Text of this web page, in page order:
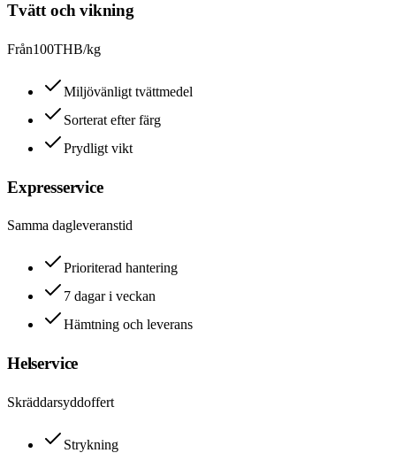
Tvätt och vikning
Från100THB/kg
Miljövänligt tvättmedel
Sorterat efter färg
Prydligt vikt
Expresservice
Samma dagleveranstid
Prioriterad hantering
7 dagar i veckan
Hämtning och leverans
Helservice
Skräddarsyddoffert
Strykning